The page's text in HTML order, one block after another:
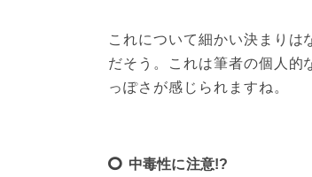
これについて細かい決まりは
だそう。これは筆者の個人的
っぽさが感じられますね。
中毒性に注意!?